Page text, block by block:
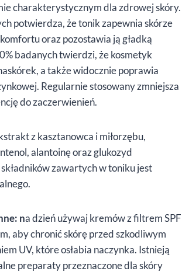
charakterystycznym dla zdrowej skóry.
potwierdza, że tonik zapewnia skórze
oraz pozostawia ją gładką
badanych twierdzi, że kosmetyk
a także widocznie poprawia
Regularnie stosowany zmniejsza
do zaczerwienień.
z kasztanowca i miłorzębu,
alantoinę oraz glukozyd
zawartych w toniku jest
na dzień używaj kremów z filtrem SPF
aby chronić skórę przed szkodliwym
UV, które osłabia naczynka. Istnieją
preparaty przeznaczone dla skóry